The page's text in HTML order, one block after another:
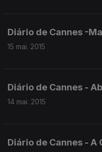
Diário de Cannes -
15 mai. 2015
Diário de Cannes -
14 mai. 2015
Diário de Cannes - A